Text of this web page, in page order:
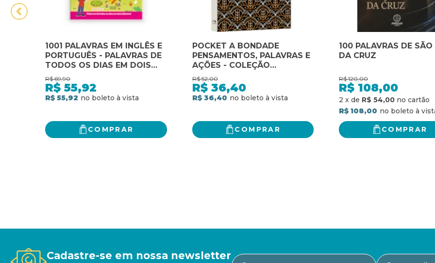
1001 PALAVRAS EM INGLÊS E
PORTUGUÊS - PALAVRAS DE
TODOS OS DIAS EM DOIS
IDIOMAS!
R$ 69,90
R$ 55,92
R$ 55,92
COMPRAR
POCKET A BONDADE
PENSAMENTOS, PALAVRAS E
AÇÕES - COLEÇÃO
VIRTUDES: PENSAMENTOS,
PALAVRAS E AÇÕES
R$ 52,00
R$ 36,40
R$ 36,40
COMPRAR
100 PALAVRAS DE
DA CRUZ
R$ 120,00
R$ 108,00
2 x de R$ 54,00
R$ 108,00
COMPRAR
Cadastre-se em nossa newsletter